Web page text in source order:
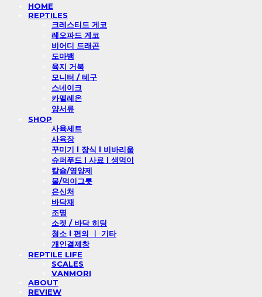
HOME
REPTILES
크레스티드 게코
레오파드 게코
비어디 드래곤
도마뱀
육지 거북
모니터 / 테구
스네이크
카멜레온
양서류
SHOP
사육세트
사육장
꾸미기 l 장식 l 비바리움
슈퍼푸드 l 사료 l 생먹이
칼슘/영양제
물/먹이그릇
은신처
바닥재
조명
소켓 / 바닥 히팅
청소 l 편의 ㅣ 기타
개인결제창
REPTILE LIFE
SCALES
VANMORI
ABOUT
REVIEW